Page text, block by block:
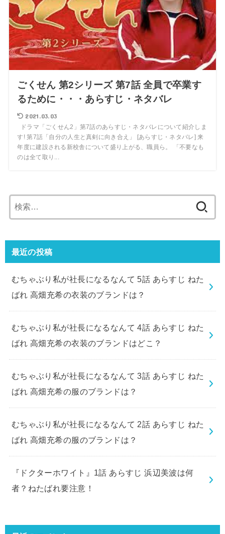
ごくせん 第2シリーズ 第7話 全員で卒業す
るために・・・あらすじ・ネタバレ
2021.03.03
ドラマ「ごくせん2」第7話のあらすじ・ネタバレについて紹介しま
す! 第7話「自分の人生と真剣に向き合え」 [あらすじ・ネタバレ] 来
年度に建設される新校舎について盛り上がる、職員ら。 「不要なも
のは全て取り...
索:
最近の投稿
むちゃぶり私が社長になるなんて 5話 あらすじ ねた
ばれ 高畑充希の衣装のブランドは？
むちゃぶり私が社長になるなんて 4話 あらすじ ねた
ばれ 高畑充希の衣装のブランドはどこ？
むちゃぶり私が社長になるなんて 3話 あらすじ ねた
ばれ 高畑充希の服のブランドは？
むちゃぶり私が社長になるなんて 2話 あらすじ ねた
ばれ 高畑充希の服のブランドは？
『ドクターホワイト』1話 あらすじ 浜辺美波は何
者？ねたばれ要注意！